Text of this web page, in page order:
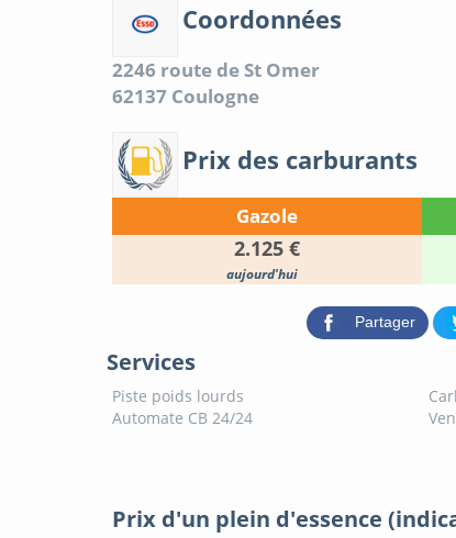
Coordonnées
2246 route de St Omer
62137 Coulogne
Prix des carburants
Gazole
2.125 €
aujourd'hui
Partager
Services
Piste poids lourds
Automate CB 24/24
Prix d'un plein d'essence